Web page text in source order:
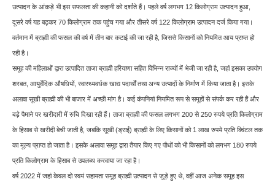
उत्पादन के आंकड़े भी इस सफलता की कहानी को दर्शाते हैं। पहले वर्ष लगभग 12 किलोग्राम उत्पादन हुआ,
दूसरे वर्ष यह बढ़कर 70 किलोग्राम तक पहुंच गया और तीसरे वर्ष 122 किलोग्राम उत्पादन दर्ज किया गया।
वर्तमान में ब्राह्मी की फसल की वर्ष में तीन बार कटाई की जा रही है, जिससे किसानों को नियमित आय प्राप्त हो
रही है।
समूह की महिलाओं द्वारा उत्पादित ताजा ब्राह्मी हरियाणा सहित विभिन्न राज्यों में भेजी जा रही है, जहां इसका उपयोग
शरबत, आयुर्वेदिक औषधियों, स्वास्थ्यवर्धक खाद्य पदार्थों तथा अन्य उत्पादों के निर्माण में किया जाता है। इसके
अलावा सूखी ब्राह्मी की भी बाजार में अच्छी मांग है। कई कंपनियां नियमित रूप से समूहों से संपर्क कर रही हैं और
बड़े पैमाने पर खरीदारी में रुचि दिखा रही हैं। ताजा ब्राह्मी की फसल लगभग 200 से 250 रुपये प्रति किलोग्राम
के हिसाब से खरीदी बेची जाती है, जबकि सूखी (ड्राई) ब्राह्मी के लिए किसानों को 1 लाख रुपये प्रति क्विंटल तक
का मूल्य प्राप्त हो जाता है। इसके अलावा समूह द्वारा तैयार किए गए पौधों को भी किसानों को लगभग 180 रुपये
प्रति किलोग्राम के हिसाब से उपलब्ध करवाया जा रहा है।
वर्ष 2022 में जहां केवल दो स्वयं सहायता समूह ब्राह्मी उत्पादन से जुड़े हुए थे, वहीं आज अनेक समूह इस